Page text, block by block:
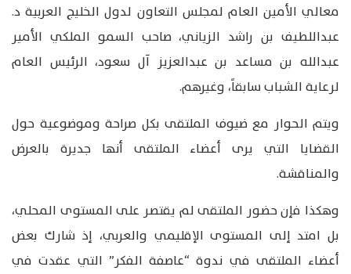
معالي الأمين العام لمجلس التعاون لدول الخليج العربية د.
عبداللطيف بن راشد الزياني، صاحب السمو الملكي الأمير
عبدالله بن مساعد بن عبدالعزيز آل سعود، الرئيس العام
لرعاية الشباب سابقاً، وغيرهم.
ويتم الحوار مع ضيوف الملتقى بكل صراحة وموضوعية حول
القضايا التي يرى أعضاء الملتقى أنها جديرة بالعرض
والمناقشة.
وهكذا فإن حضور الملتقى لم يقتصر على المستوى المحلي،
بل امتد إلى المستوى الإقليمي والعربي، إذ شارك بعض
أعضاء الملتقى في ندوة “عاصفة الفكر” التي عقدت في